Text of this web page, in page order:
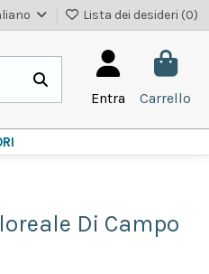
Lista dei desideri (0)
Entra Carrello
Di Campo